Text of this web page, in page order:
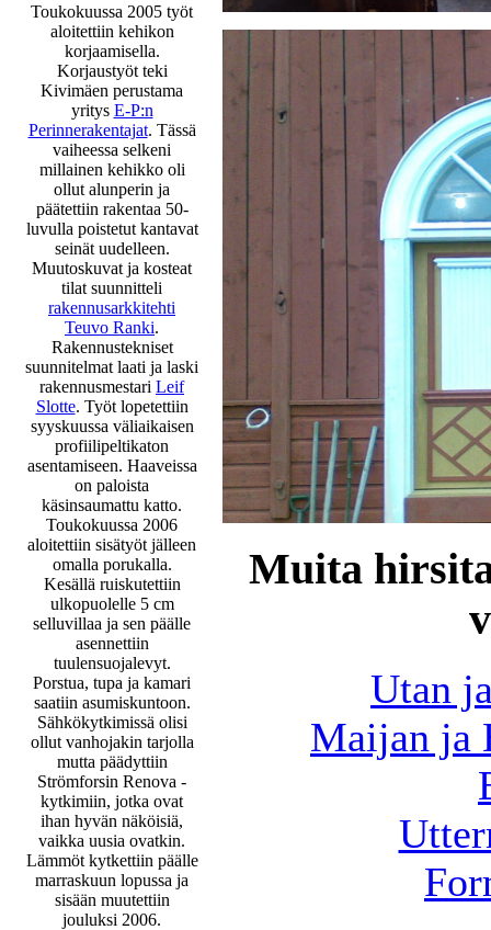
Toukokuussa 2005 työt
aloitettiin kehikon
korjaamisella.
Korjaustyöt teki
Kivimäen perustama
yritys E-P:n
Perinnerakentajat. Tässä
vaiheessa selkeni
millainen kehikko oli
ollut alunperin ja
päätettiin rakentaa 50-
luvulla poistetut kantavat
seinät uudelleen.
Muutoskuvat ja kosteat
tilat suunnitteli
rakennusarkkitehti
Teuvo Ranki.
Rakennustekniset
suunnitelmat laati ja laski
rakennusmestari Leif
Slotte. Työt lopetettiin
syyskuussa väliaikaisen
profiilipeltikaton
asentamiseen. Haaveissa
on paloista
käsinsaumattu katto.
Toukokuussa 2006
aloitettiin sisätyöt jälleen
omalla porukalla.
Kesällä ruiskutettiin
ulkopuolelle 5 cm
selluvillaa ja sen päälle
asennettiin
tuulensuojalevyt.
Porstua, tupa ja kamari
saatiin asumiskuntoon.
Sähkökytkimissä olisi
ollut vanhojakin tarjolla
mutta päädyttiin
Strömforsin Renova -
kytkimiin, jotka ovat
ihan hyvän näköisiä,
vaikka uusia ovatkin.
Lämmöt kytkettiin päälle
marraskuun lopussa ja
sisään muutettiin
jouluksi 2006.
Muita
Utan
Maijan ja